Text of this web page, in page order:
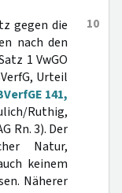
10
gegen die
nach den
1 VwGO
Urteil
141,
Ruthig,
Rn. 3). Der
Natur,
keinem
Näherer